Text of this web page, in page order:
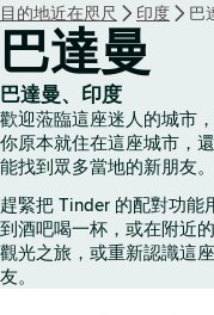
r
目的地近在咫尺 印度 巴
巴達曼
巴達曼、印度
歡迎蒞臨這座迷人的城市
你原本就住在這座城市，
能找到眾多當地的新朋友。
趕緊把 Tinder 的配對功能
到酒吧喝一杯，或在附近
觀光之旅，或重新認識這
友。